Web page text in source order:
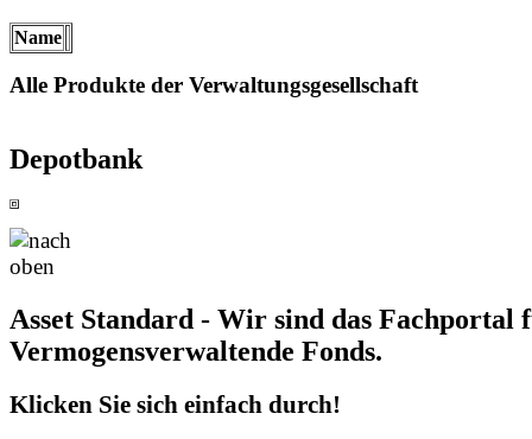
Name
Alle Produkte der Verwaltungsgesellschaft
Depotbank
Asset Standard - Wir sind das Fachportal
Vermogensverwaltende Fonds.
Klicken Sie sich einfach durch!